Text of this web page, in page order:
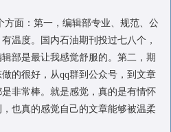
方面：第一，编辑部专业、规范、公
温度。国内石油期刊投过七八个，
部是最让我感觉舒服的。第二，期
的很好，从qq群到公众号，到文章
是非常棒。就是感觉，真的是有情怀
也真的感觉自己的文章能够被温柔